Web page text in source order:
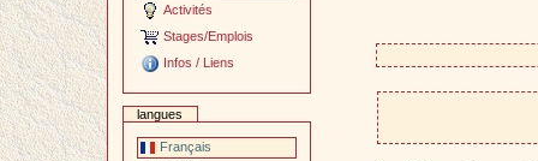
Activités
Stages/Emplois
Infos / Liens
langues
Français